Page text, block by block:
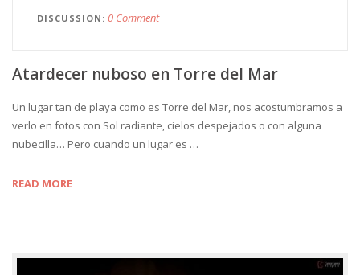
DISCUSSION 0 Comment
Atardecer nuboso en Torre del Mar
Un lugar tan de playa como es Torre del Mar, nos acostumbramos a
verlo en fotos con Sol radiante, cielos despejados o con alguna
nubecilla… Pero cuando un lugar es …
READ MORE